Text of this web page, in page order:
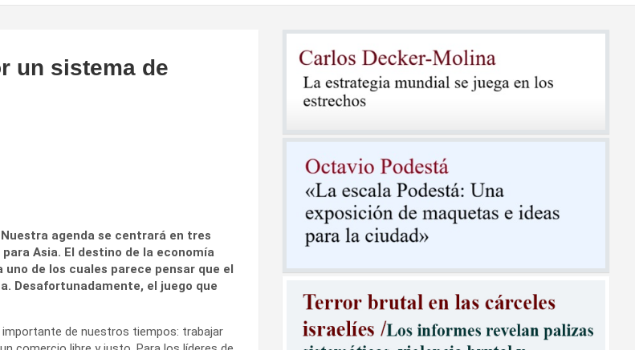
un sistema de
agenda se centrará en tres
Asia. El destino de la economía
de los cuales parece pensar que el
Desafortunadamente, el juego que
de nuestros tiempos: trabajar